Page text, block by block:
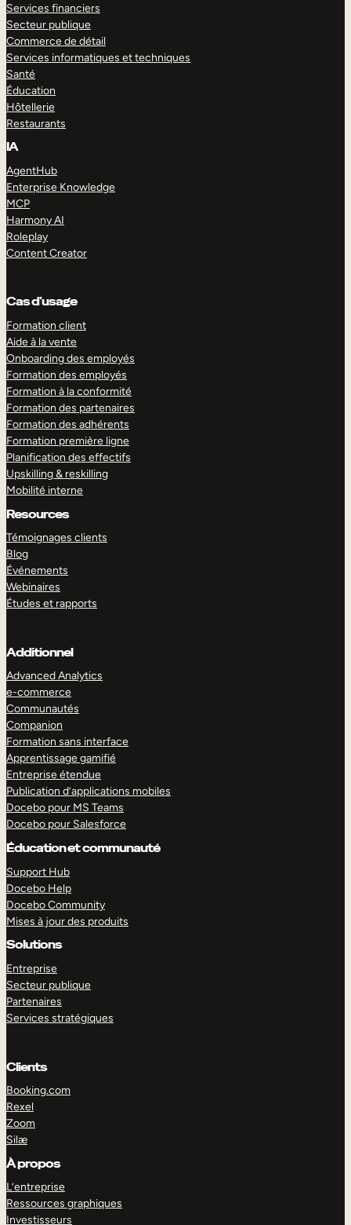
Services financiers
Secteur publique
Commerce de détail
Services informatiques et techniques
Santé
Éducation
Hôtellerie
Restaurants
IA
AgentHub
Enterprise Knowledge
MCP
Harmony AI
Roleplay
Content Creator
Cas d’usage
Formation client
Aide à la vente
Onboarding des employés
Formation des employés
Formation à la conformité
Formation des partenaires
Formation des adhérents
Formation première ligne
Planification des effectifs
Upskilling & reskilling
Mobilité interne
Resources
Témoignages clients
Blog
Événements
Webinaires
Études et rapports
Additionnel
Advanced Analytics
e-commerce
Communautés
Companion
Formation sans interface
Apprentissage gamifié
Entreprise étendue
Publication d’applications mobiles
Docebo pour MS Teams
Docebo pour Salesforce
Éducation et communauté
Support Hub
Docebo Help
Docebo Community
Mises à jour des produits
Solutions
Entreprise
Secteur publique
Partenaires
Services stratégiques
Clients
Booking.com
Rexel
Zoom
Silæ
À propos
L’entreprise
Ressources graphiques
Investisseurs